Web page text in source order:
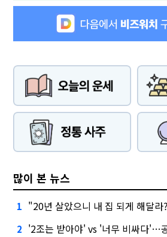
많이 본 뉴스
1 "20년 살았으니 내 집 되게 해달라
2 '2조는 받아야' vs '너무 비싸다'…